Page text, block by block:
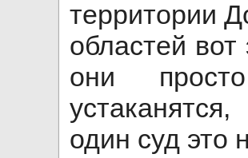
территории
областей
они просто
один суд это